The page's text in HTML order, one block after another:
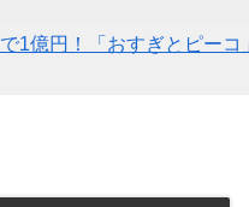
1億円！「おすぎとピー